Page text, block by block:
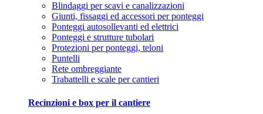
Blindaggi per scavi e canalizzazioni
Giunti, fissaggi ed accessori per ponteggi
Ponteggi autosollevanti ed elettrici
Ponteggi e strutture tubolari
Protezioni per ponteggi, teloni
Puntelli
Rete ombreggiante
Trabattelli e scale per cantieri
Recinzioni e box per il cantiere